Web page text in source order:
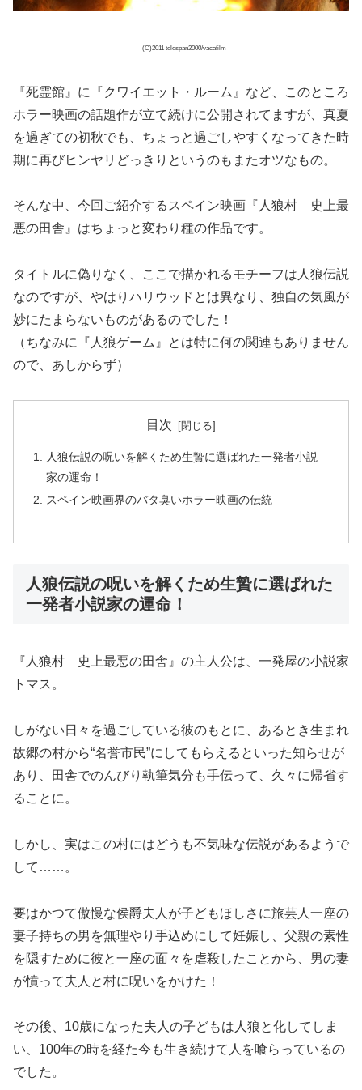
(C)2011 telespan2000/vacafilm
『死霊館』に『クワイエット・ルーム』など、このところ
ホラー映画の話題作が立て続けに公開されてますが、真夏
を過ぎての初秋でも、ちょっと過ごしやすくなってきた時
期に再びヒンヤリどっきりというのもまたオツなもの。
そんな中、今回ご紹介するスペイン映画『人狼村 史上最
悪の田舎』はちょっと変わり種の作品です。
タイトルに偽りなく、ここで描かれるモチーフは人狼伝説
なのですが、やはりハリウッドとは異なり、独自の気風が
妙にたまらないものがあるのでした！
（ちなみに『人狼ゲーム』とは特に何の関連もありません
ので、あしからず）
目次
人狼伝説の呪いを解くため生贄に選ばれた一発者小説
家の運命！
スペイン映画界のバタ臭いホラー映画の伝統
人狼伝説の呪いを解くため生贄に選ばれた
一発者小説家の運命！
『人狼村 史上最悪の田舎』の主人公は、一発屋の小説家
トマス。
しがない日々を過ごしている彼のもとに、あるとき生まれ
故郷の村から“名誉市民”にしてもらえるといった知らせが
あり、田舎でのんびり執筆気分も手伝って、久々に帰省す
ることに。
しかし、実はこの村にはどうも不気味な伝説があるようで
して……。
要はかつて傲慢な侯爵夫人が子どもほしさに旅芸人一座の
妻子持ちの男を無理やり手込めにして妊娠し、父親の素性
を隠すために彼と一座の面々を虐殺したことから、男の妻
が憤って夫人と村に呪いをかけた！
その後、10歳になった夫人の子どもは人狼と化してしま
い、100年の時を経た今も生き続けて人を喰らっているの
でした。